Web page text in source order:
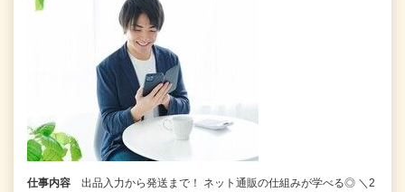
仕事内容
出品入力から発送まで！ ネット通販の仕組みが学べる◎ ＼2